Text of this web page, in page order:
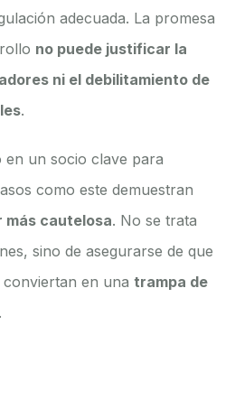
adecuada. La promesa
no puede justificar la
ni el debilitamiento de
.
en un socio clave para
como este demuestran
más cautelosa. No se trata
sino de asegurarse de que
en una trampa de
.